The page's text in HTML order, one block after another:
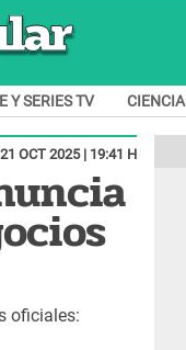
Y SERIES TV CIENCIA
21 OCT 2025 | 19:41 H
oficiales: